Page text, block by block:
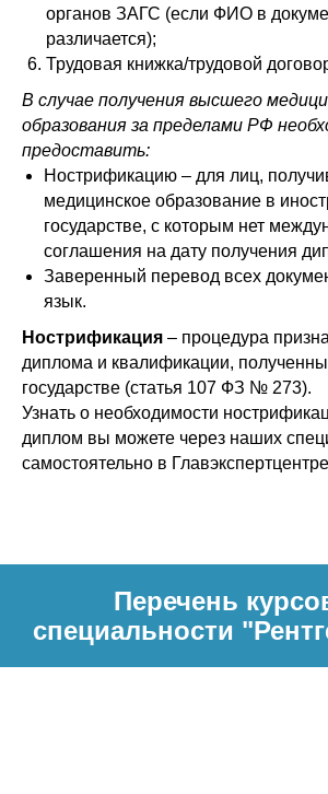
органов ЗАГС (если ФИО в
различается);
Трудовая книжка/трудовой
В случае получения высшего
образования за пределами РФ
предоставить:
Нострификацию – для лиц,
медицинское образование в
государстве, с которым нет
соглашения на дату получения
Заверенный перевод всех
язык.
Нострификация – процедура
диплома и квалификации,
государстве (статья 107 ФЗ № 273).
Узнать о необходимости
диплом вы можете через наших
самостоятельно в
Перечень
специальности